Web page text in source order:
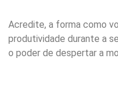
Acredite, a forma como
produtividade durante a
o poder de despertar a